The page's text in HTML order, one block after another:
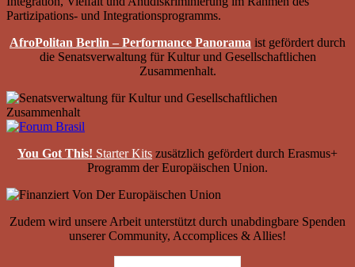
AfroPolitan Berlin – Performance Panorama ist gefördert durch
die Senatsverwaltung für Kultur und Gesellschaftlichen
Zusammenhalt.
You Got This! Starter Kits zusätzlich gefördert durch Erasmus+
Programm der Europäischen Union.
Zudem wird unsere Arbeit unterstützt durch unabdingbare Spenden
unserer Community, Accomplices & Allies!